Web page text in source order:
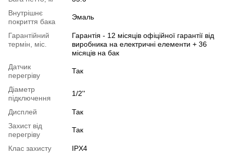
Внутрішнє
покриття бака
Эмаль
Гарантійний
термін, міс.
Гарантія - 12 місяців офіційної гарантії від
виробника на електричні елементи + 36
місяців на бак
Датчик
перегріву
Так
Діаметр
підключення
1/2''
Дисплей
Так
Захист від
перегріву
Так
Клас захисту
IPX4